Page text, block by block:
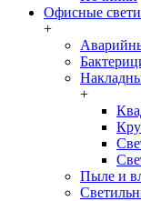
Офисные
+
+
Пыле и